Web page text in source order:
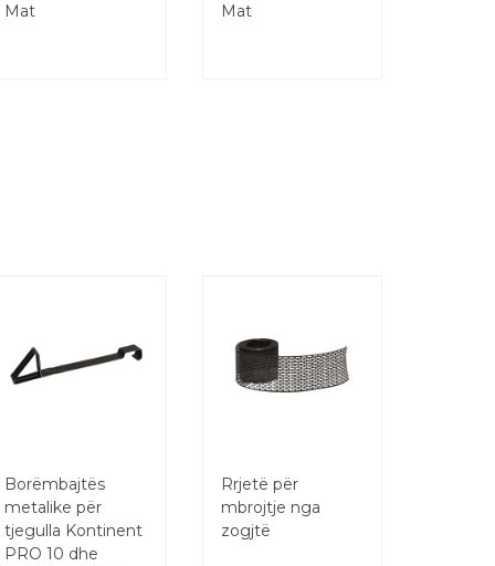
Mat
Mat
Borëmbajtës
metalike për
tjegulla Kontinent
PRO 10 dhe
Rrjetë për
mbrojtje nga
zogjtë